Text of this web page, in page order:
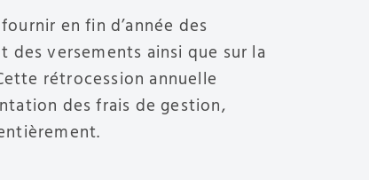
en fin d’année des
versements ainsi que sur la
rétrocession annuelle
des frais de gestion,